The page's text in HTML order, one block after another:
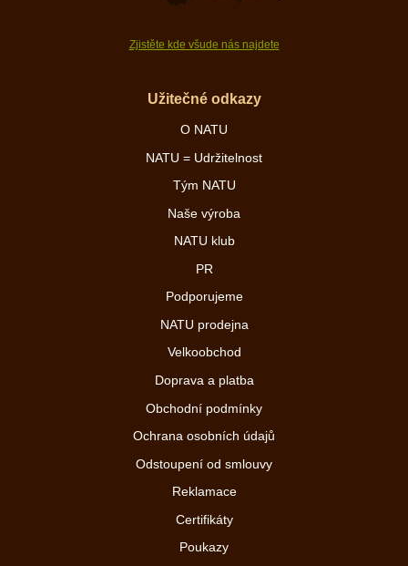
Zjistěte kde všude nás najdete
Užitečné odkazy
O NATU
NATU = Udržitelnost
Tým NATU
Naše výroba
NATU klub
PR
Podporujeme
NATU prodejna
Velkoobchod
Doprava a platba
Obchodní podmínky
Ochrana osobních údajů
Odstoupení od smlouvy
Reklamace
Certifikáty
Poukazy